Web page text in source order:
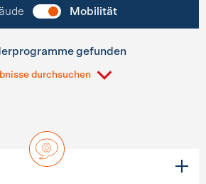
Mobilität
gefunden
durchsuchen